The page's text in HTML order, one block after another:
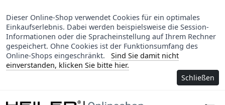
Dieser Online-Shop verwendet Cookies für ein optimales
Einkaufserlebnis. Dabei werden beispielsweise die Session-
Informationen oder die Spracheinstellung auf Ihrem Rechner
gespeichert. Ohne Cookies ist der Funktionsumfang des
Online-Shops eingeschränkt.
Sind Sie damit nicht
einverstanden, klicken Sie bitte hier.
Schließen